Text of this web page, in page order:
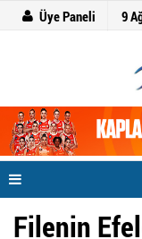
Üye Paneli 9
Filenin